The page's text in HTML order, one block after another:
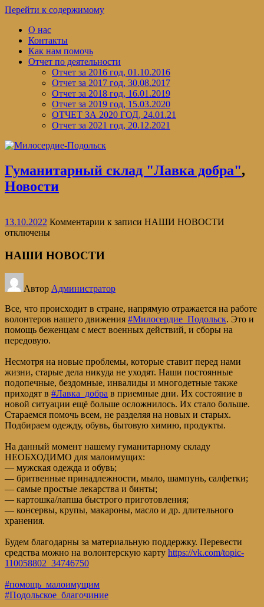
Перейти к содержимому
О нас
Контакты
Как нам помочь
Отчет по деятельности
Отчет за 2016 год, 01.10.2016
Отчет за 2017 год, 30.08.2017
Отчет за 2018 год, 16.01.2019
Отчет за 2019 год, 15.03.2020
ОТЧЕТ ЗА 2020 ГОД, 24.01.21
Отчет за 2021 год, 20.12.2021
Гуманитарный склад "Лавка добра",
Новости
13.10.2022 Комментарии к записи НАШИ НОВОСТИ
отключены
НАШИ НОВОСТИ
Автор Администратор
Все, что происходит в стране, напрямую отражается на работе
волонтеров нашего движения #Милосердие_Подольск. Это и
помощь беженцам с мест военных действий, и сборы на
передовую.
Несмотря на новые проблемы, которые ставит перед нами
жизни, старые дела никуда не уходят. Наши постоянные
подопечные, бездомные, инвалиды и многодетные также
приходят в #Лавка_добра в приемные дни. Их состояние в
новой ситуации ещё больше осложнилось. Их стало больше.
Стараемся помочь всем, не разделяя на новых и старых.
Подбираем одежду, обувь, бытовую химию, продукты.
На данный момент нашему гуманитарному складу
НЕОБХОДИМО для малоимущих:
— мужская одежда и обувь;
— бритвенные принадлежности, мыло, шампунь, салфетки;
— самые простые лекарства и бинты;
— картошка/лапша быстрого приготовления;
— консервы, крупы, макароны, масло и др. длительного
хранения.
Будем благодарны за материальную поддержку. Перевести
средства можно на волонтерскую карту https://vk.com/topic-
110058802_34746750
#помощь_малоимущим
#Подольское_благочиние